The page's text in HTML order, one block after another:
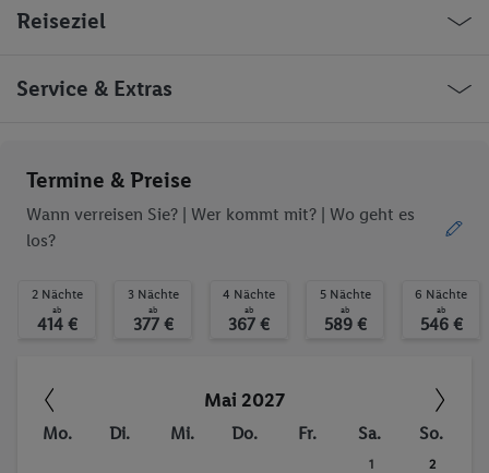
Aufzüge
Bar
Reiseziel
Griechenland Limenaria
Service & Extras
entspricht, erfrage bitte vor der Buchung im Service Center.
Termine & Preise
Wann verreisen Sie? | Wer kommt mit? | Wo geht es
los?
2 Nächte
ab
414 €
3 Nächte
ab
377 €
4 Nächte
ab
367 €
5 Nächte
ab
589 €
6 Nächte
ab
546 €
Mai 2027
Mo. Di. Mi. Do. Fr. Sa. So.
1 2